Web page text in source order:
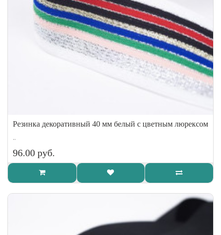
Резинка декоративный 40 мм белый с цветным люрексом
..
96.00 руб.